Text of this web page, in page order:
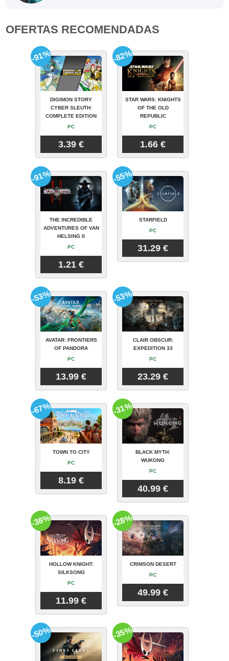
OFERTAS RECOMENDADAS
DIGIMON STORY
CYBER SLEUTH:
COMPLETE EDITION
PC
3.39 €
-91%
STAR WARS: KNIGHTS
OF THE OLD
REPUBLIC
PC
1.66 €
-82%
THE INCREDIBLE
ADVENTURES OF VAN
HELSING II
PC
1.21 €
-91%
STARFIELD
PC
31.29 €
-55%
AVATAR: FRONTIERS
OF PANDORA
PC
13.99 €
-53%
CLAIR OBSCUR:
EXPEDITION 33
PC
23.29 €
-53%
TOWN TO CITY
PC
8.19 €
-67%
BLACK MYTH:
WUKONG
PC
40.99 €
-31%
HOLLOW KNIGHT:
SILKSONG
PC
11.99 €
-38%
CRIMSON DESERT
PC
49.99 €
-28%
-50% -35%